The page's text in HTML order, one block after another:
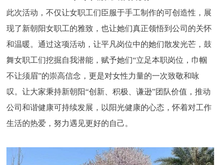
此次活动，不仅让女职工们臣服于手工制作的可创造性，展
现了新朝阳女职工的雅致，也让她们真正领悟到公司的关怀
和温暖。通过这项活动，让平凡岗位中的她们散发光芒，鼓
舞女职工们挖掘自我潜能，赋予她们“立足本职岗位，巾帼
不让须眉”的崇高信念，更是对女性力量的一次致敬和咏
叹。让大家秉持新朝阳“创新、积极、谦逊”团队价值，推动
公司和谐健康可持续发展，以阳光健康的心态，怀着对工作
生活的热爱，努力遇见更好的自己。